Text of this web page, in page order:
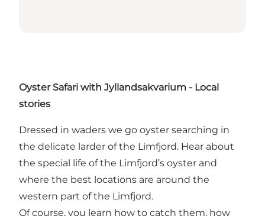
Oyster Safari with Jyllandsakvarium - Local
stories
Dressed in waders we go oyster searching in
the delicate larder of the Limfjord. Hear about
the special life of the Limfjord’s oyster and
where the best locations are around the
western part of the Limfjord.
Of course, you learn how to catch them, how